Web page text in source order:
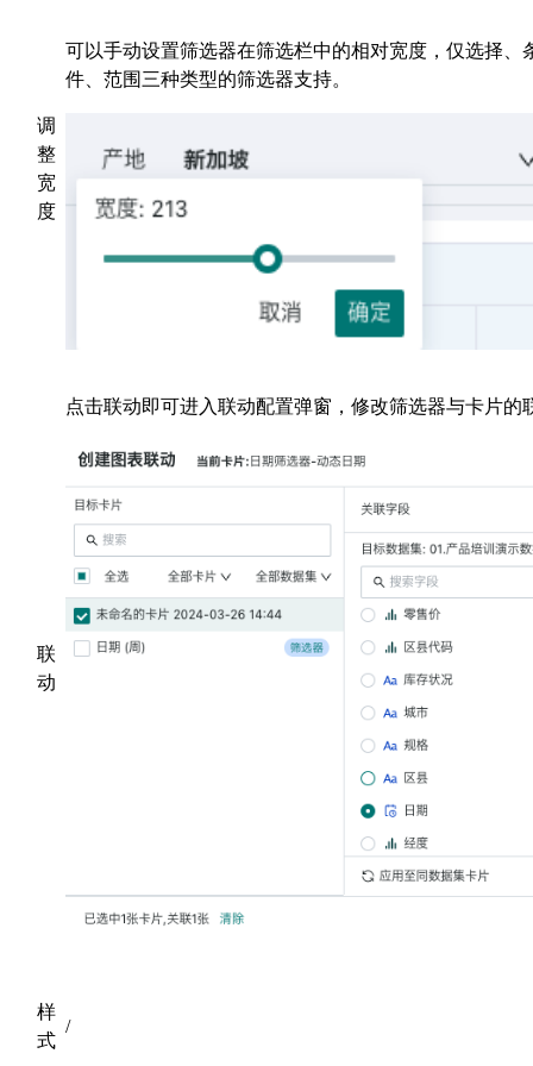
调
整
宽
度
可以手动设置筛选器在筛选栏中的相对宽度，仅选择、
件、范围三种类型的筛选器支持。
联
动
点击联动即可进入联动配置弹窗，修改筛选器与卡片的
样
式
/